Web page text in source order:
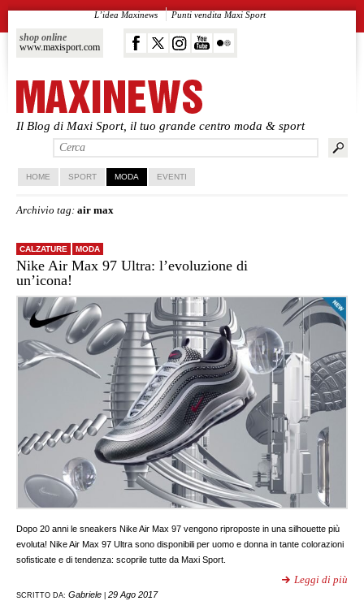
Il Blog di Maxi Sport, il tuo grande centro moda & sport
shop online
www.maxisport.com
L’idea Maxinews Punti vendita Maxi Sport
Vai al contenuto principale
Vai al contenuto secondario
HOME SPORT MODA EVENTI
Archivio tag:air max
CALZATURE MODA
Nike Air Max 97 Ultra: l’evoluzione di
un’icona!
Dopo 20 anni le sneakers Nike Air Max 97 vengono riproposte in una silhouette più
evoluta! Nike Air Max 97 Ultra sono disponibili per uomo e donna in tante colorazioni
sofisticate e di tendenza: scoprile tutte da Maxi Sport.
Leggi di più
SCRITTO DA: Gabriele 29 Ago 2017